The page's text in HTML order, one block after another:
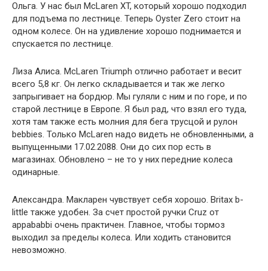
Ольга. У нас был McLaren XT, который хорошо подходил
для подъема по лестнице. Теперь Oyster Zero стоит на
одном колесе. Он на удивление хорошо поднимается и
спускается по лестнице.
Лиза Алиса. McLaren Triumph отлично работает и весит
всего 5,8 кг. Он легко складывается и так же легко
запрыгивает на бордюр. Мы гуляли с ним и по горе, и по
старой лестнице в Европе. Я был рад, что взял его туда,
хотя там также есть молния для бега трусцой и рулон
bebbies. Только McLaren надо видеть не обновленными, а
выпущенными 17.02.2088. Они до сих пор есть в
магазинах. Обновлено – не то у них передние колеса
одинарные.
Александра. Макларен чувствует себя хорошо. Britax b-
little также удобен. За счет простой ручки Cruz от
appababbi очень практичен. Главное, чтобы тормоз
выходил за пределы колеса. Или ходить становится
невозможно.